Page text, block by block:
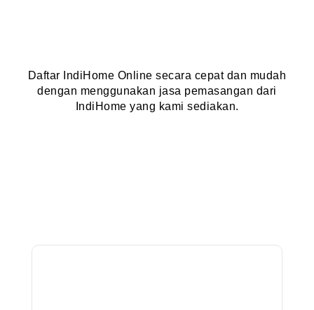
Daftar IndiHome Online secara cepat dan mudah
dengan menggunakan jasa pemasangan dari
IndiHome yang kami sediakan.